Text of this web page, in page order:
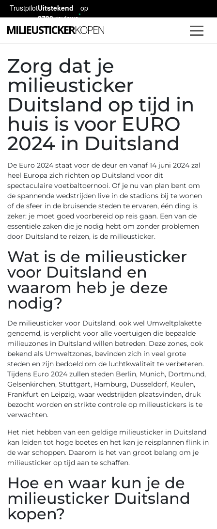
TrustpilotUitstekend
2730reviews
op
Zorg dat je
milieusticker
Duitsland op tijd in
huis is voor EURO
2024 in Duitsland
De Euro 2024 staat voor de deur en vanaf 14 juni 2024 zal
heel Europa zich richten op Duitsland voor dit
spectaculaire voetbaltoernooi. Of je nu van plan bent om
de spannende wedstrijden live in de stadions bij te wonen
of de sfeer in de bruisende steden te ervaren, één ding is
zeker: je moet goed voorbereid op reis gaan. Een van de
essentiële zaken die je nodig hebt om zonder problemen
door Duitsland te reizen, is de milieusticker.
Wat is de milieusticker
voor Duitsland en
waarom heb je deze
nodig?
De milieusticker voor Duitsland, ook wel Umweltplakette
genoemd, is verplicht voor alle voertuigen die bepaalde
milieuzones in Duitsland willen betreden. Deze zones, ook
bekend als Umweltzones, bevinden zich in veel grote
steden en zijn bedoeld om de luchtkwaliteit te verbeteren.
Tijdens Euro 2024 zullen steden Berlin, Munich, Dortmund,
Gelsenkirchen, Stuttgart, Hamburg, Düsseldorf, Keulen,
Frankfurt en Leipzig, waar wedstrijden plaatsvinden, druk
bezocht worden en strikte controle op milieustickers is te
verwachten.
Het niet hebben van een geldige milieusticker in Duitsland
kan leiden tot hoge boetes en het kan je reisplannen flink in
de war schoppen. Daarom is het van groot belang om je
milieusticker op tijd aan te schaffen.
Hoe en waar kun je de
milieusticker Duitsland
kopen?